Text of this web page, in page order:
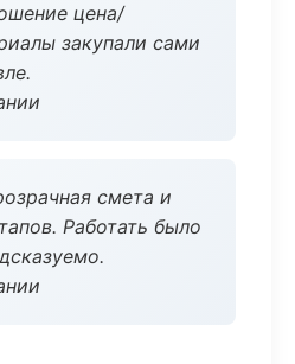
цена/
закупали сами
смета и
Работать было